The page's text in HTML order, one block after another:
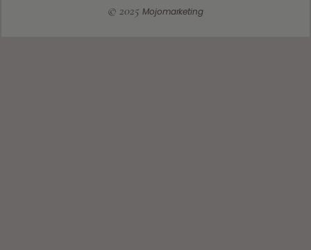
© 2025Mojomarketing